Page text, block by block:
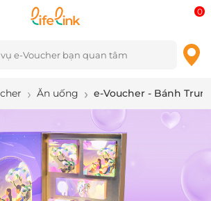
0
Ăn uống e-Voucher - Bánh